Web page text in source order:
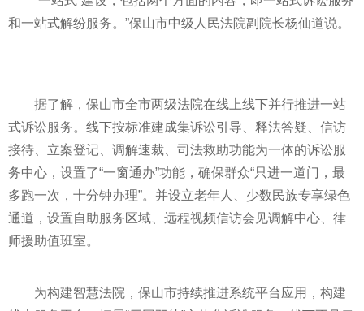
和一站式解纷服务。”保山市中级人民法院副院长杨仙道说。
据了解，保山市全市两级法院在线上线下并行推进一站
式诉讼服务。线下按标准建成集诉讼引导、释法答疑、信访
接待、立案登记、调解速裁、司法救助功能为一体的诉讼服
务中心，设置了“一窗通办”功能，确保群众“只进一道门，最
多跑一次，十分钟办理”。并设立老年人、少数民族专享绿色
通道，设置自助服务区域、远程视频信访会见调解中心、律
师援助值班室。
为构建智慧法院，保山市持续推进系统平台应用，构建